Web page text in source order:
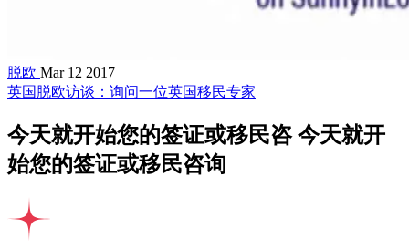
脱欧 Mar 12 2017
英国脱欧访谈：询问一位英国移民专家
今天就开始您的签证或移民咨今天就开
始您的签证或移民咨询